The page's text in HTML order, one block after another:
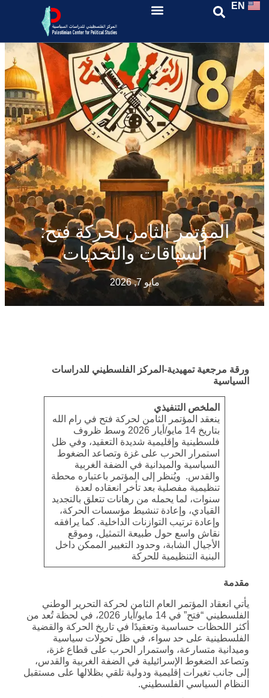
EN
المؤتمر الثامن لحركة فتح:
السياقات والتحديات
مايو 7, 2026
ورقة مرجعية تمهيدية-المركز الفلسطيني للدراسات
السياسية
الملخص التنفيذي
ينعقد المؤتمر الثامن لحركة فتح في رام الله
بتاريخ 14 مايو/أيار 2026 وسط ظروف
فلسطينية وإقليمية شديدة التعقيد، وفي ظل
استمرار الحرب على غزة وتصاعد الضغوط
السياسية والميدانية في الضفة الغربية
والقدس. ويُنظر إلى المؤتمر باعتباره محطة
تنظيمية مفصلية بعد تأخر انعقاده لعدة
سنوات، لما يحمله من رهانات تتعلق بالتجديد
القيادي، وإعادة تنشيط مؤسسات الحركة،
وإعادة ترتيب التوازنات الداخلية. كما يرافقه
نقاش واسع حول طبيعة التمثيل، وموقع
الأجيال الشابة، وحدود التغيير الممكن داخل
البنية التنظيمية للحركة
مقدمة
يأتي انعقاد المؤتمر العام الثامن لحركة التحرير الوطني
الفلسطيني “فتح” في 14 مايو/أيار 2026، في لحظة تُعد من
أكثر اللحظات حساسية وتعقيدًا في تاريخ الحركة والقضية
الفلسطينية على حد سواء، في ظل تحولات سياسية
وميدانية متسارعة، واستمرار الحرب على قطاع غزة،
وتصاعد الضغوط الإسرائيلية في الضفة الغربية والقدس،
إلى جانب تغيرات إقليمية ودولية تلقي بظلالها على مستقبل
النظام السياسي الفلسطيني.